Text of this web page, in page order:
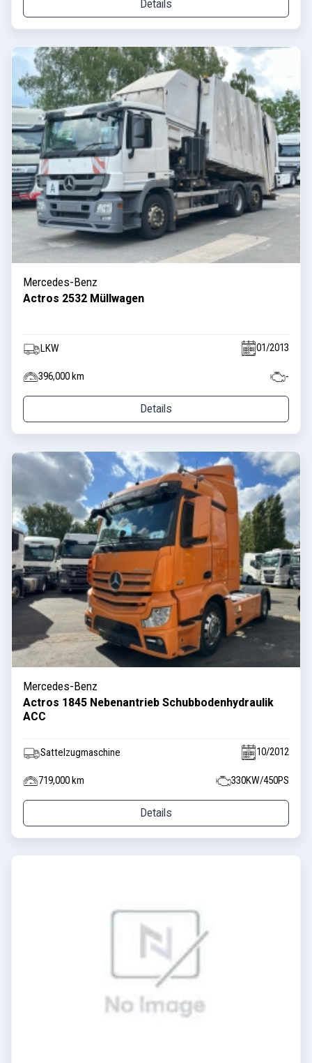
Details
Mercedes-Benz
Actros 2532 Müllwagen
LKW 01/2013
396,000 km -
Details
Mercedes-Benz
Actros 1845 Nebenantrieb Schubbodenhydraulik
ACC
Sattelzugmaschine 10/2012
719,000 km 330KW/450PS
Details